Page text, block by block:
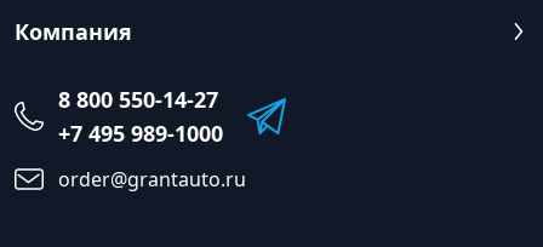
Компания
8 800 550-14-27
+7 495 989-1000
order@grantauto.ru